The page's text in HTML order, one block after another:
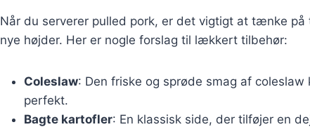
Når du serverer pulled pork, er det vigtigt at tænke
nye højder. Her er nogle forslag til lækkert tilbehør:
Coleslaw: Den friske og sprøde smag af
perfekt.
Bagte kartofler: En klassisk side, der tilføjer en